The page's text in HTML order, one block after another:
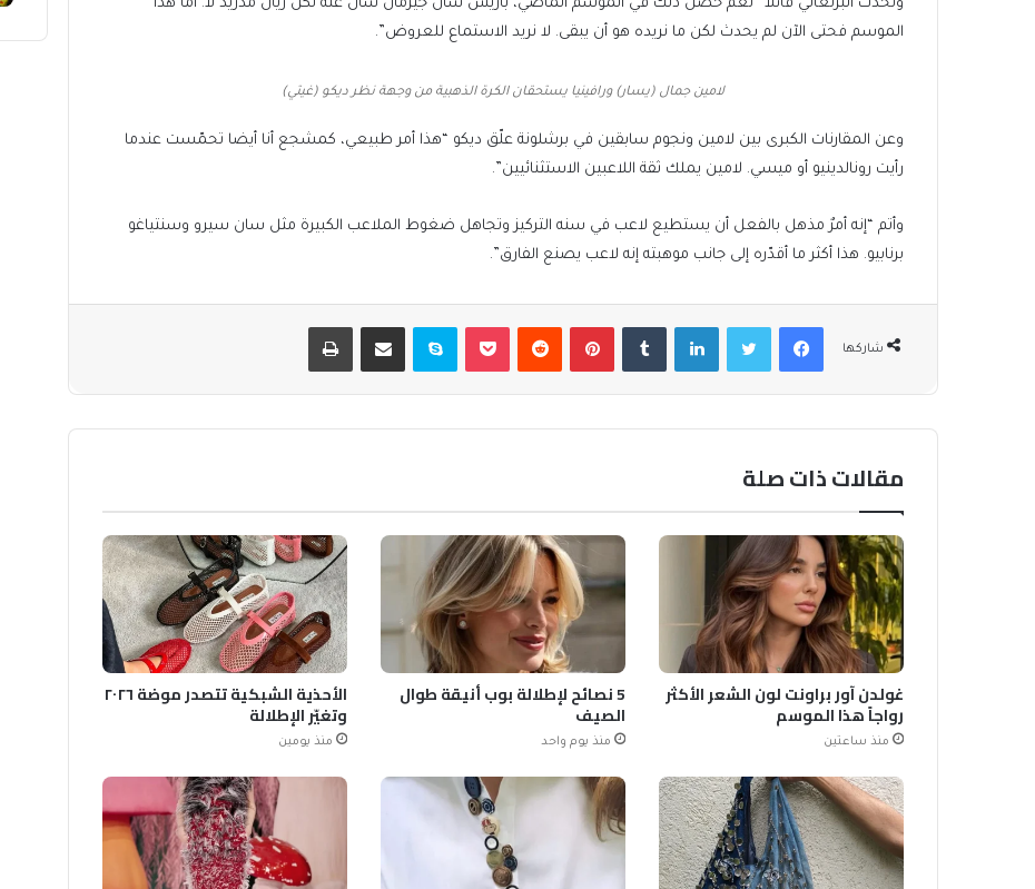
وتحدث البرتغالي قائلا “نعم حصل ذلك في الموسم الماضي، باريس سان جيرمان سأل عنه لكن ريال مدريد لا. أما هذا
الموسم فحتى الآن لم يحدث لكن ما نريده هو أن يبقى. لا نريد الاستماع للعروض”.
لامين جمال (يسار) ورافينيا يستحقان الكرة الذهبية من وجهة نظر ديكو (غيتي)
وعن المقارنات الكبرى بين لامين ونجوم سابقين في برشلونة علّق ديكو “هذا أمر طبيعي، كمشجع أنا أيضا تحمّست عندما
رأيت رونالدينيو أو ميسي. لامين يملك ثقة اللاعبين الاستثنائيين”.
وأتم “إنه أمرٌ مذهل بالفعل أن يستطيع لاعب في سنه التركيز وتجاهل ضغوط الملاعب الكبيرة مثل سان سيرو وسنتياغو
برنابيو. هذا أكثر ما أقدّره إلى جانب موهبته إنه لاعب يصنع الفارق”.
شاركها
فيسبوكتويتر لينكدإن بينتيريست بوكيت سكايب مشاركة عبر البريد طباعة
مقالات ذات صلة
غولدن آور براونت لون الشعر الأكثر
رواجاً هذا الموسم
منذ ساعتين
5 نصائح لإطلالة بوب أنيقة طوال
الصيف
منذ يوم واحد
الأحذية الشبكية تتصدر موضة ٢٠٢٦
وتغيّر الإطلالة
منذ يومين